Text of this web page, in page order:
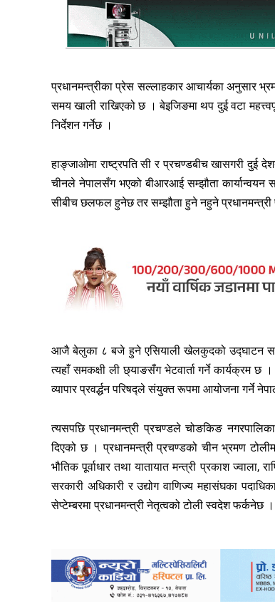
प्रधानमन्त्रीका प्रेस सल्लाहकार आचार्यका अनुसार
समय खाली राखिएको छ । बेइजिङमा थप दुई वटा
निर्देशन गर्नेछ ।
हाङ्जाओमा राष्ट्रपति सी र प्रचण्डबीच खासगरी दुई
चीनले नेपालसँग भएको बीआरआई सम्झौता कार्यान्वयन
सीबीच छलफल हुनेछ तर सम्झौता हुने नहुने प्रधानमन्त्री
आजै बेलुका ८ बजे हुने एसियाली खेलकुदको उद्घाटन
त्यहाँ समकक्षी ली छ्याङसँग भेटवार्ता गर्ने कार्यक्रम छ
व्यापार प्रवर्द्धन परिषद्ले संयुक्त रूपमा आयोजना गर्ने
त्यसपछि प्रधानमन्त्री प्रचण्डले चोङकिङ
दिएको छ । प्रधानमन्त्री प्रचण्डको चीन भ्रमण
भौतिक पूर्वाधार तथा यातायात मन्त्री प्रकाश ज्वाला,
सरकारी अधिकारी र उद्योग वाणिज्य महासंघका
सेप्टेम्बरमा प्रधानमन्त्री नेतृत्वको टोली स्वदेश फर्कनेछ ।